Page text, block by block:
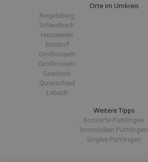
Orte im Umkreis
Riegelsberg
Schwalbach
Heusweiler
Ensdorf
Großrosseln
Großrosseln
Saarlouis
Quierschied
Lebach
Weitere Tipps
Konzerte Püttlingen
Immobilien Püttlingen
Singles Püttlingen